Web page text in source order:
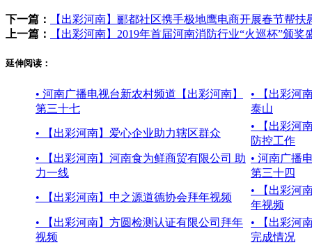
下一篇：
【出彩河南】郦都社区携手极地鹰电商开展春节帮扶
上一篇：
【出彩河南】2019年首届河南消防行业“火巡杯”颁奖
延伸阅读：
• 河南广播电视台新农村频道【出彩河南】
第三十七
• 【出彩河
泰山
• 【出彩河南】爱心企业助力辖区群众
• 【出彩河
防控工作
• 【出彩河南】河南食为鲜商贸有限公司 助
力一线
• 河南广播
第三十四
• 【出彩河南】中之源道德协会拜年视频
• 【出彩河
年视频
• 【出彩河南】方圆检测认证有限公司拜年
视频
• 【出彩河
完成情况